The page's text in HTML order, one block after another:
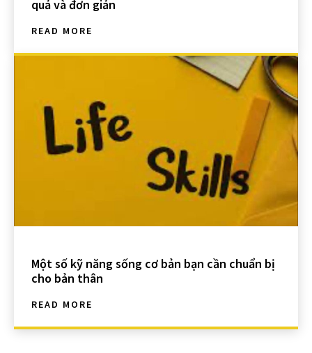
quả và đơn giản
READ MORE
Một số kỹ năng sống cơ bản bạn cần chuẩn bị
cho bản thân
READ MORE